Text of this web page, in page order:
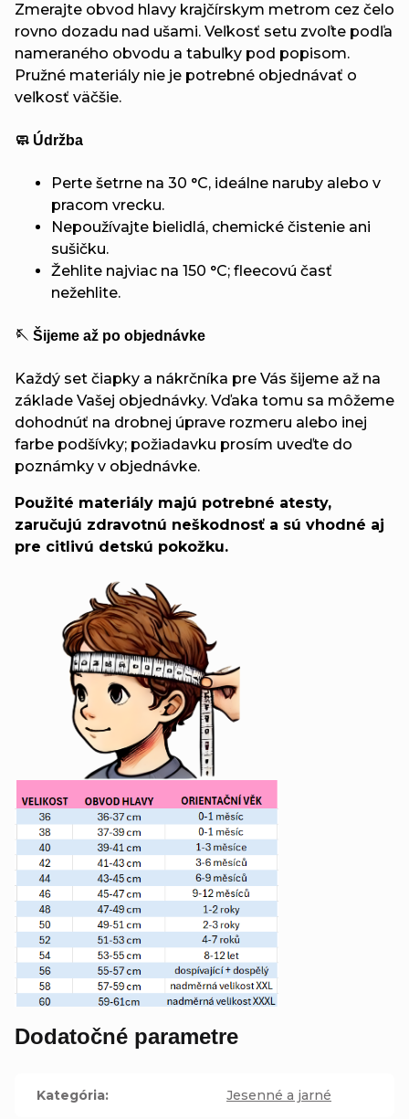
Zmerajte obvod hlavy krajčírskym metrom cez čelo
rovno dozadu nad ušami. Veľkosť setu zvoľte podľa
nameraného obvodu a tabuľky pod popisom.
Pružné materiály nie je potrebné objednávať o
veľkosť väčšie.
🧼 Údržba
Perte šetrne na 30 °C, ideálne naruby alebo v
pracom vrecku.
Nepoužívajte bielidlá, chemické čistenie ani
sušičku.
Žehlite najviac na 150 °C; fleecovú časť
nežehlite.
🪡 Šijeme až po objednávke
Každý set čiapky a nákrčníka pre Vás šijeme až na
základe Vašej objednávky. Vďaka tomu sa môžeme
dohodnúť na drobnej úprave rozmeru alebo inej
farbe podšívky; požiadavku prosím uveďte do
poznámky v objednávke.
Použité materiály majú potrebné atesty,
zaručujú zdravotnú neškodnosť a sú vhodné aj
pre citlivú detskú pokožku.
Dodatočné parametre
Kategória: Jesenné a jarné